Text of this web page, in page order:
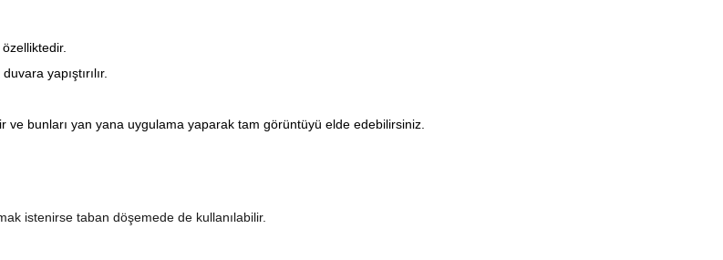
özelliktedir.
yapıştırılır.
bunları yan yana uygulama yaparak tam görüntüyü elde edebilirsiniz.
istenirse taban döşemede de kullanılabilir.